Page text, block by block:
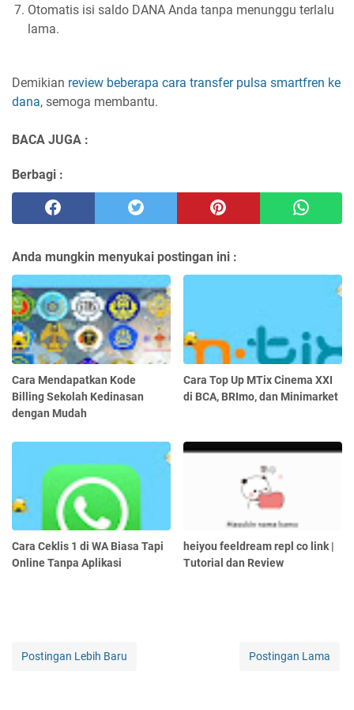
Otomatis isi saldo DANA Anda tanpa menunggu terlalu
lama.
Demikian review beberapa cara transfer pulsa smartfren ke
dana, semoga membantu.
BACA JUGA :
Berbagi :
Anda mungkin menyukai postingan ini :
Cara Mendapatkan Kode
Billing Sekolah Kedinasan
dengan Mudah
Cara Top Up MTix Cinema XXI
di BCA, BRImo, dan Minimarket
Cara Ceklis 1 di WA Biasa Tapi
Online Tanpa Aplikasi
heiyou feeldream repl co link |
Tutorial dan Review
Postingan Lebih Baru Postingan Lama